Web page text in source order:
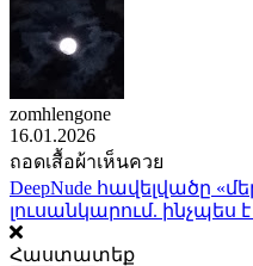
zomhlengone
16.01.2026
ถอดเสื้อผ้าเห็นควย
DeepNude հավելվածը
լուսանկարում. ինչպես
Հաստատեք